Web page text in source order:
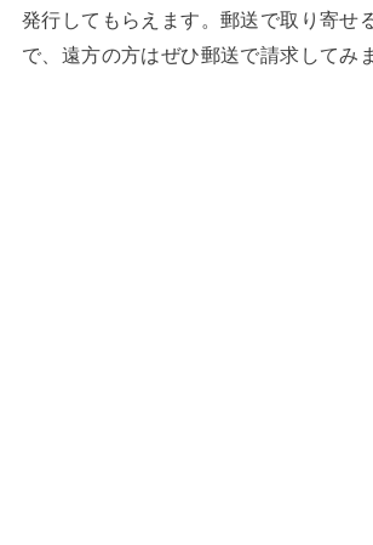
発行してもらえます。郵送で取り寄せ
で、遠方の方はぜひ郵送で請求してみ